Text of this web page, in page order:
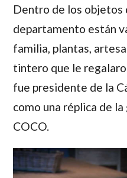
Dentro de los objetos
departamento están
familia, plantas,
tintero que le
fue presidente de la
como una réplica de
COCO.